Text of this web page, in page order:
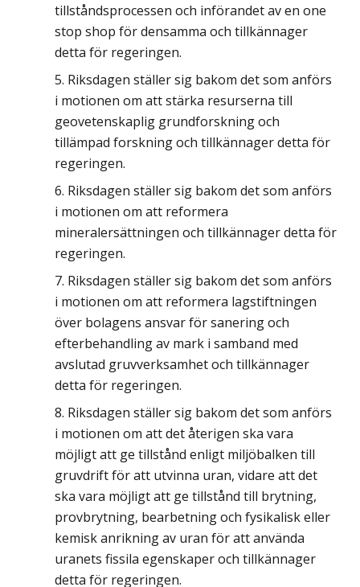
tillståndsprocessen och införandet av en one
stop shop för densamma och tillkännager
detta för regeringen.
Riksdagen ställer sig bakom det som anförs
i motionen om att stärka resurserna till
geovetenskaplig grundforskning och
tillämpad forskning och tillkännager detta för
regeringen.
Riksdagen ställer sig bakom det som anförs
i motionen om att reformera
mineralersättningen och tillkännager detta för
regeringen.
Riksdagen ställer sig bakom det som anförs
i motionen om att reformera lagstiftningen
över bolagens ansvar för sanering och
efterbehandling av mark i samband med
avslutad gruvverksamhet och tillkännager
detta för regeringen.
Riksdagen ställer sig bakom det som anförs
i motionen om att det återigen ska vara
möjligt att ge tillstånd enligt miljöbalken till
gruvdrift för att utvinna uran, vidare att det
ska vara möjligt att ge tillstånd till brytning,
provbrytning, bearbetning och fysikalisk eller
kemisk anrikning av uran för att använda
uranets fissila egenskaper och tillkännager
detta för regeringen.